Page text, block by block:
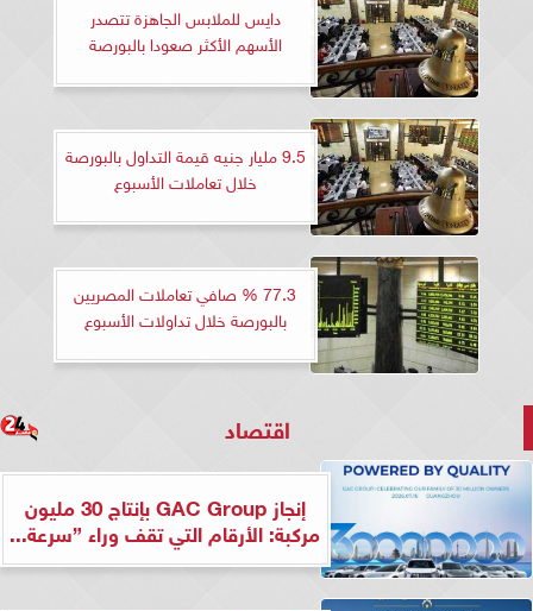
دايس للملابس الجاهزة تتصدر
الأسهم الأكثر صعودا بالبورصة
9.5 مليار جنيه قيمة التداول بالبورصة
خلال تعاملات الأسبوع
77.3 % صافي تعاملات المصريين
بالبورصة خلال تداولات الأسبوع
اقتصاد
إنجاز GAC Group بإنتاج 30 مليون
مركبة: الأرقام التي تقف وراء ”سرعة...